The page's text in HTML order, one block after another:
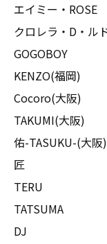
エイミー・ROSE
クロレラ・D・ル
GOGOBOY
KENZO(福岡)
Cocoro(大阪)
TAKUMI(大阪)
佑-TASUKU-(大阪)
匠
TERU
TATSUMA
DJ